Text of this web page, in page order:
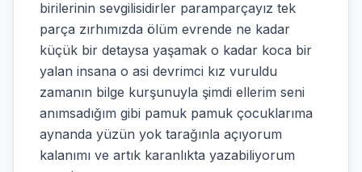
birilerinin sevgilisidirler paramparçayız tek
parça zırhımızda ölüm evrende ne kadar
küçük bir detaysa yaşamak o kadar koca bir
yalan insana o asi devrimci kız vuruldu
zamanın bilge kurşunuyla şimdi ellerim seni
anımsadığım gibi pamuk pamuk çocuklarıma
aynanda yüzün yok tarağınla açıyorum
kalanımı ve artık karanlıkta yazabiliyorum